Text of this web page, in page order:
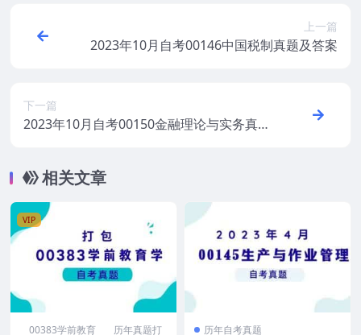
上一篇
2023年10月自考00146中国税制真题及答案
下一篇
2023年10月自考00150金融理论与实务真题
相关文章
VIP
00383学前教育
历年真题打
历年自考真题